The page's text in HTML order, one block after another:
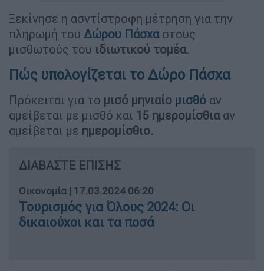
Ξεκίνησε η ασντίστροφη μέτρηση για την
πληρωμή του Δώρου Πάσχα στους
μισθωτούς του ιδιωτικού τομέα.
Πώς υπολογίζεται το Δώρο Πάσχα
Πρόκειται για το μισό μηνιαίο μισθό αν
αμείβεται με μισθό και 15 ημερομίσθιααν
αμείβεται με ημερομίσθιο.
ΔΙΑΒΑΣΤΕ ΕΠΙΣΗΣ
Οικονομία | 17.03.2024 06:20
Τουρισμός για Όλους 2024: Οι
δικαιούχοι και τα ποσά